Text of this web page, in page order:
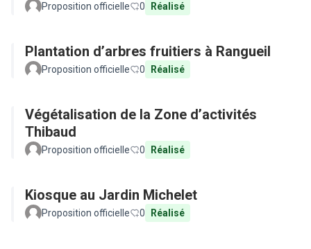
Proposition officielle 0 Réalisé
Plantation d’arbres fruitiers à Rangueil
Proposition officielle 0 Réalisé
Végétalisation de la Zone d’activités
Thibaud
Proposition officielle 0 Réalisé
Kiosque au Jardin Michelet
Proposition officielle 0 Réalisé